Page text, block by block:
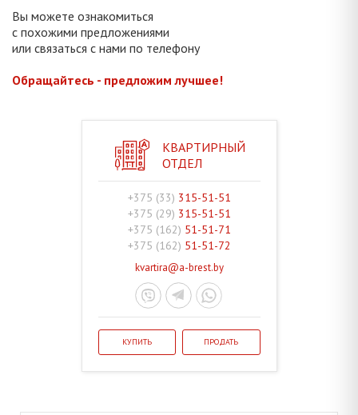
Вы можете ознакомиться
с похожими предложениями
или связаться с нами по телефону
Обращайтесь - предложим лучшее!
КВАРТИРНЫЙ
ОТДЕЛ
+375 (33) 315-51-51
+375 (29) 315-51-51
+375 (162) 51-51-71
+375 (162) 51-51-72
kvartira@a-brest.by
КУПИТЬ ПРОДАТЬ